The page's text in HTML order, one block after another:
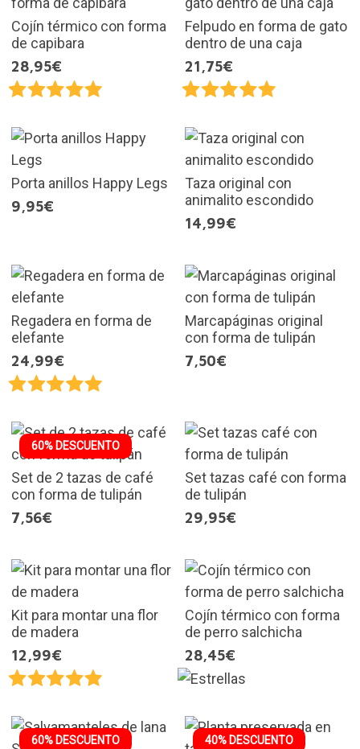
Cojín térmico con forma
de capibara
28,95€
Felpudo en forma de gato
dentro de una caja
21,75€
Porta anillos Happy Legs
9,95€
Taza original con
animalito escondido
14,99€
Regadera en forma de
elefante
24,99€
Marcapáginas original
con forma de tulipán
7,50€
60% DESCUENTO
Set de 2 tazas de café
con forma de tulipán
7,56€
Set tazas café con forma
de tulipán
29,95€
Kit para montar una flor
de madera
12,99€
Cojín térmico con forma
de perro salchicha
28,45€
60% DESCUENTO 40% DESCUENTO